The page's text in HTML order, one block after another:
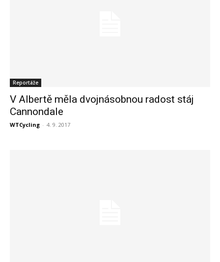
Reportáže
V Albertě měla dvojnásobnou radost stáj
Cannondale
WTCycling - 4. 9. 2017